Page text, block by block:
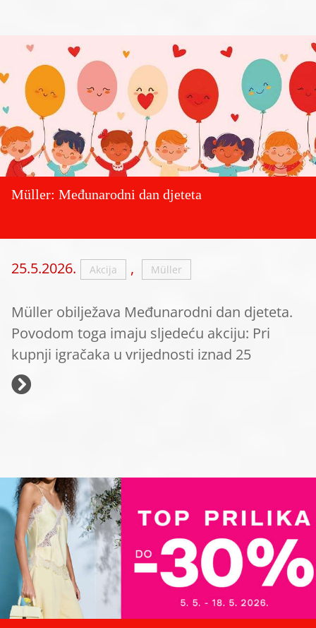
Müller: Međunarodni dan djeteta
25.5.2026. Akcija , Müller
Müller obilježava Međunarodni dan djeteta.
Povodom toga imaju sljedeću akciju: Pri
kupnji igračaka u vrijednosti iznad 25